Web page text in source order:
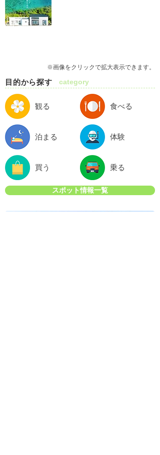
※画像をクリックで拡大表示できます。
目的から探す category
観る 食べる
泊まる 体験
買う 乗る
スポット情報一覧